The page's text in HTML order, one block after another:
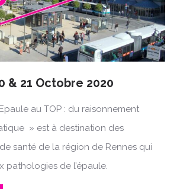
& 21 Octobre 2020
au TOP : du raisonnement
» est à destination des
santé de la région de Rennes qui
pathologies de l’épaule.